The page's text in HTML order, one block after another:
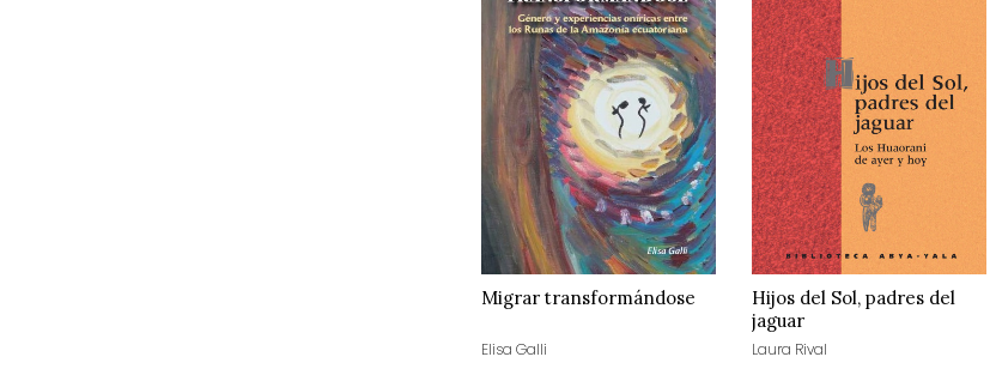
Migrar transformándose
Elisa Galli
Hijos del Sol, padres del
jaguar
Laura Rival